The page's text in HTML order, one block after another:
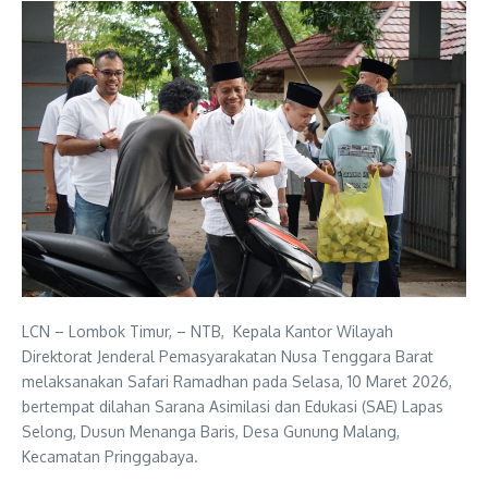
LCN – Lombok Timur, – NTB, Kepala Kantor Wilayah
Direktorat Jenderal Pemasyarakatan Nusa Tenggara Barat
melaksanakan Safari Ramadhan pada Selasa, 10 Maret 2026,
bertempat dilahan Sarana Asimilasi dan Edukasi (SAE) Lapas
Selong, Dusun Menanga Baris, Desa Gunung Malang,
Kecamatan Pringgabaya.